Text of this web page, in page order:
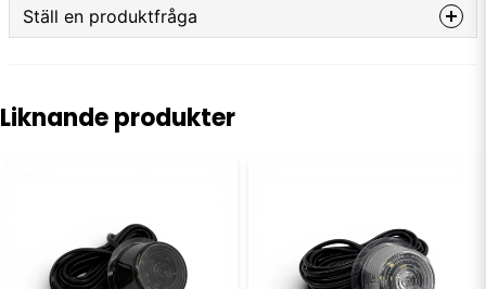
Ställ en produktfråga
email
E-postadress
Liknande produkter